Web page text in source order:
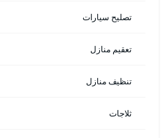
تصليح سيارات
تعقيم منازل
تنظيف منازل
ثلاجات